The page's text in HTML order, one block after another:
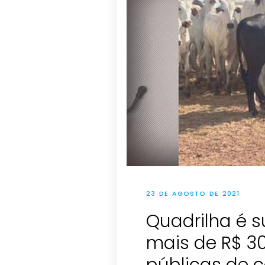
23 DE AGOSTO DE 2021
Quadrilha é
mais de R$